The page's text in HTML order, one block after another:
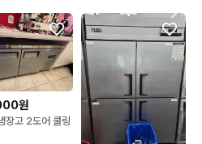
원
장고 2도어 쿨링